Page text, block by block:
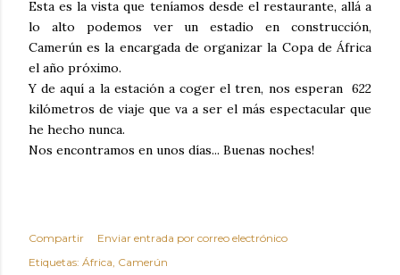
Esta es la vista que teníamos desde el restaurante, allá a
lo alto podemos ver un estadio en construcción,
Camerún es la encargada de organizar la Copa de África
el año próximo.
Y de aquí a la estación a coger el tren, nos esperan 622
kilómetros de viaje que va a ser el más espectacular que
he hecho nunca.
Nos encontramos en unos días... Buenas noches!
Compartir
Enviar entrada por correo electrónico
Etiquetas: África Camerún